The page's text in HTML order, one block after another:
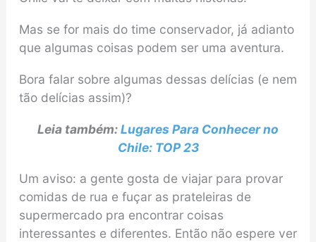
Mas se for mais do time conservador, já adianto
que algumas coisas podem ser uma aventura.
Bora falar sobre algumas dessas delícias (e nem
tão delícias assim)?
Leia também:Lugares Para Conhecer no
Chile: TOP 23
Um aviso: a gente gosta de viajar para provar
comidas de rua e fuçar as prateleiras de
supermercado pra encontrar coisas
interessantes e diferentes. Então não espere ver